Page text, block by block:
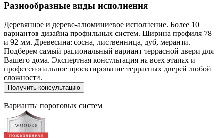
Разнообразные виды исполнения
Деревянное и дерево-алюминиевое исполнение. Более 10
вариантов дизайна профильных систем. Ширина профиля 78
и 92 мм. Древесина: сосна, лиственница, дуб, меранти.
Подберем самый рациональный вариант террасной двери для
Вашего дома. Экспертная консультация на всех этапах и
профессиональное проектирование террасных дверей любой
сложности.
Получить консультацию
Варианты пороговых систем